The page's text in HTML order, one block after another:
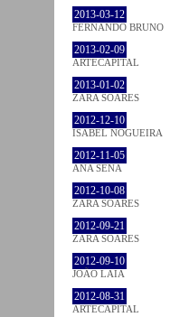
2013-03-12
FERNANDO BRUNO
2013-02-09
ARTECAPITAL
2013-01-02
ZARA SOARES
2012-12-10
ISABEL NOGUEIRA
2012-11-05
ANA SENA
2012-10-08
ZARA SOARES
2012-09-21
ZARA SOARES
2012-09-10
JOÃO LAIA
2012-08-31
ARTECAPITAL